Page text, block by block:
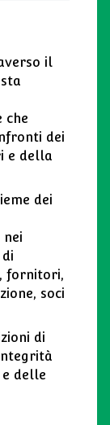
il
che
dei
e della
dei
fornitori,
soci
di
delle